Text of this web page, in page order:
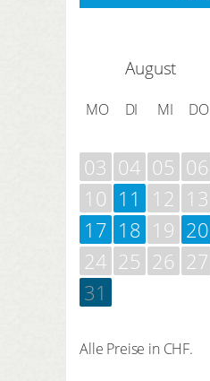
August
MO DI MI DO
03 04 05 06
10 11 12 13
17 18 19 20
24 25 26 27
31
Alle Preise in CHF.